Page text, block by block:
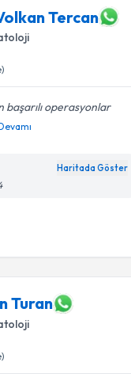
Tercan
operasyonlar
Haritada Göster
Turan